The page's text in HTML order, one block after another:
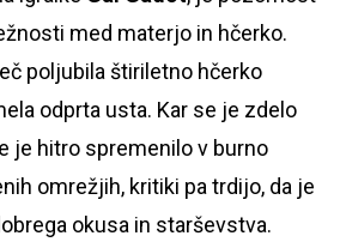
med materjo in hčerko.
poljubila štiriletno hčerko
odprta usta. Kar se je zdelo
je hitro spremenilo v burno
omrežjih, kritiki pa trdijo, da je
okusa in starševstva.